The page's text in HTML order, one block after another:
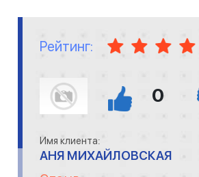
Рейтинг:
0
Имя клиента:
АНЯ МИХАЙЛОВСКАЯ